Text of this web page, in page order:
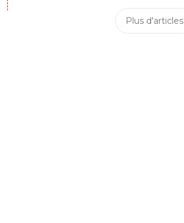
Plus d'articles